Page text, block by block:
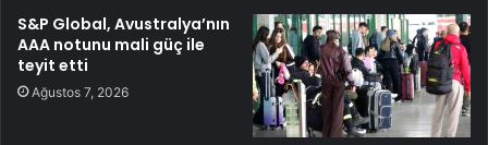
S&P Global, Avustralya’nın
AAA notunu mali güç ile
teyit etti
Ağustos 7, 2026